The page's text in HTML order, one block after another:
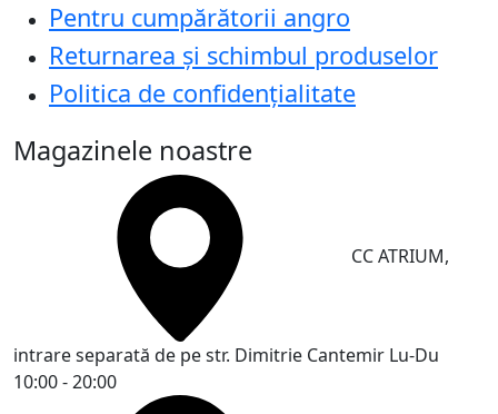
Pentru cumpărătorii angro
Returnarea și schimbul produselor
Politica de confidențialitate
Magazinele noastre
CC ATRIUM,
intrare separată de pe str. Dimitrie Cantemir Lu-Du
10:00 - 20:00